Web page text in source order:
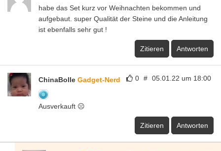
habe das Set kurz vor Weihnachten bekommen und
aufgebaut. super Qualität der Steine und die Anleitung
ist ebenfalls sehr gut !
Zitieren Antworten
0 # 05.01.22 um 18:00
ChinaBolle Gadget-Nerd
Ausverkauft ☹️
Zitieren Antworten